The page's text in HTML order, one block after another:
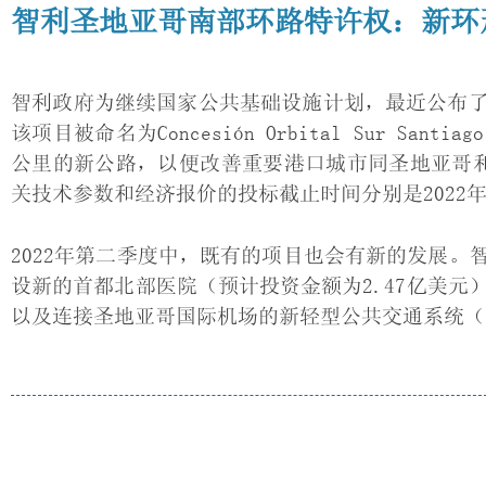
智利圣地亚哥南部环路特许权：新
智利政府为继续国家公共基础设施计划，最近公布
该项目被命名为Concesión Orbital Sur Santiago
公里的新公路，以便改善重要港口城市同圣地亚
关技术参数和经济报价的投标截止时间分别是2022
2022年第二季度中，既有的项目也会有新的发展
设新的首都北部医院（预计投资金额为2.47亿美元
以及连接圣地亚哥国际机场的新轻型公共交通系统